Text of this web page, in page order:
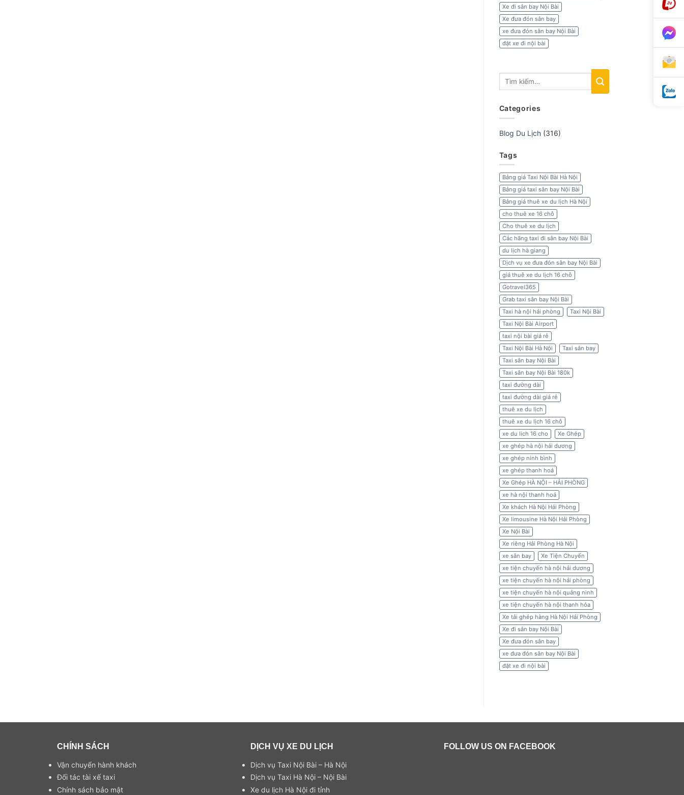
Xe đi sân bay Nội Bài
Xe đưa đón sân bay
xe đưa đón sân bay Nội Bài
đặt xe đi nội bài
Categories
Blog Du Lịch(316)
Tags
Bảng giá Taxi Nội Bài Hà Nội
Bảng giá taxi sân bay Nội Bài
Bảng giá thuê xe du lịch Hà Nội
cho thuê xe 16 chỗ
Cho thuê xe du lịch
Các hãng taxi đi sân bay Nội Bài
du lịch hà giang
Dịch vụ xe đưa đón sân bay Nội Bài
giá thuê xe du lịch 16 chỗ
Gotravel365
Grab taxi sân bay Nội Bài
Taxi hà nội hải phòng
Taxi Nội Bài
Taxi Nội Bài Airport
taxi nội bài giá rẻ
Taxi Nội Bài Hà Nội
Taxi sân bay
Taxi sân bay Nội Bài
Taxi sân bay Nội Bài 180k
taxi đường dài
taxi đường dài giá rẻ
thuê xe du lịch
thuê xe du lịch 16 chỗ
xe du lich 16 cho
Xe Ghép
xe ghép hà nội hải dương
xe ghép ninh bình
xe ghép thanh hoá
Xe Ghép HÀ NỘI – HẢI PHÒNG
xe hà nội thanh hoá
Xe khách Hà Nội Hải Phòng
Xe limousine Hà Nội Hải Phòng
Xe Nội Bài
Xe riêng Hải Phòng Hà Nội
xe sân bay
Xe Tiện Chuyến
xe tiện chuyến hà nội hải dương
xe tiện chuyến hà nội hải phòng
xe tiện chuyến hà nội quảng ninh
xe tiện chuyến hà nội thanh hóa
Xe tải ghép hàng Hà Nội Hải Phòng
Xe đi sân bay Nội Bài
Xe đưa đón sân bay
xe đưa đón sân bay Nội Bài
đặt xe đi nội bài
CHÍNH SÁCH
Vận chuyển hành khách
Đối tác tài xế taxi
Chính sách bảo mật
DỊCH VỤ XE DU LỊCH
Dịch vụ Taxi Nội Bài – Hà Nội
Dịch vụ Taxi Hà Nội – Nội Bài
Xe du lịch Hà Nội đi tỉnh
FOLLOW US ON FACEBOOK